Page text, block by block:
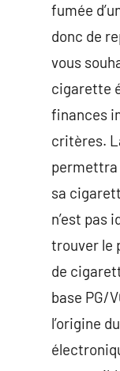
fumée
donc de
vous
cigarette
finances
critères.
permettra
sa
n’est pas
trouver le
de
base PG/
l’origine